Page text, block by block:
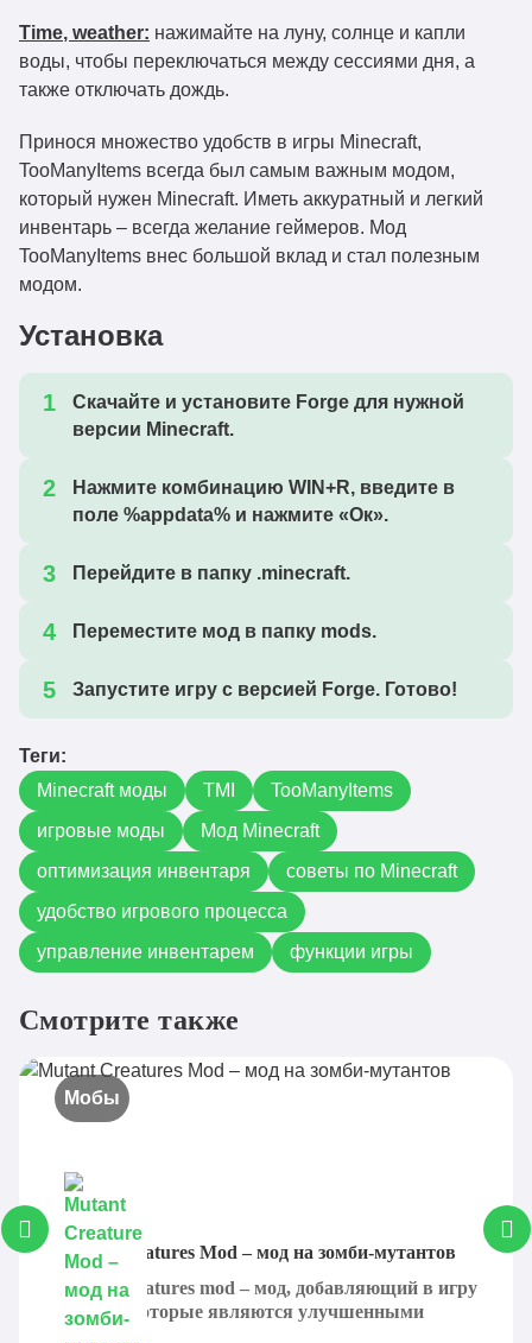
Time, weather: нажимайте на луну, солнце и капли
воды, чтобы переключаться между сессиями дня, а
также отключать дождь.
Принося множество удобств в игры Minecraft,
TooManyItems всегда был самым важным модом,
который нужен Minecraft. Иметь аккуратный и легкий
инвентарь – всегда желание геймеров. Мод
TooManyItems внес большой вклад и стал полезным
модом.
Установка
Скачайте и установите Forge для нужной
версии Minecraft.
Нажмите комбинацию WIN+R, введите в
поле %appdata% и нажмите «Ок».
Перейдите в папку .minecraft.
Переместите мод в папку mods.
Запустите игру с версией Forge. Готово!
Теги:
Minecraft моды
TMI
TooManyItems
игровые моды
Мод Minecraft
оптимизация инвентаря
советы по Minecraft
удобство игрового процесса
управление инвентарем
функции игры
Смотрите также
Мобы
Mutant Creatures Mod – мод на зомби-мутантов
Mutant Creatures mod – мод, добавляющий в игру
существ, которые являются улучшенными